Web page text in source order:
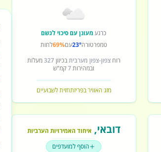
כרגעמעונן עם סיכוי לגשם
טמפרטורה23°עם69%לחות
רוחצפון-צפון מערביתבכיוון327מעלות
ובמהירות7קמ"ש
מזג האוויר בפריזתחזית לשבועיים
דובאי, איחוד האמירויות הערביות
הוסף למועדפים